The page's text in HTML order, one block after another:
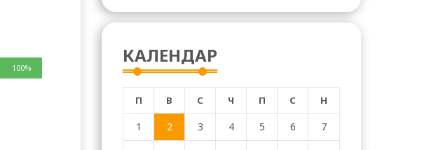
100%
КАЛЕНДАР
П В С Ч П С Н
1 2 3 4 5 6 7